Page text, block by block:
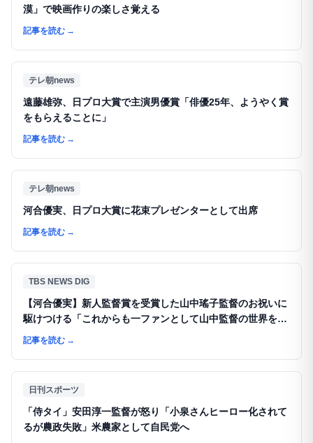
漠」で映画作りの楽しさ覚える
記事を読む →
テレ朝news
遠藤雄弥、日プロ大賞で主演男優賞「俳優25年、ようやく賞
をもらえることに」
記事を読む →
テレ朝news
河合優実、日プロ大賞に花束プレゼンターとして出席
記事を読む →
TBS NEWS DIG
【河合優実】新人監督賞を受賞した山中瑤子監督のお祝いに
駆けつける「これからも一ファンとして山中監督の世界を見
るのが凄く楽しみ」
記事を読む →
日刊スポーツ
「侍タイ」安田淳一監督が怒り「小泉さんヒーロー化されて
るが農政失敗」米農家として自民党へ